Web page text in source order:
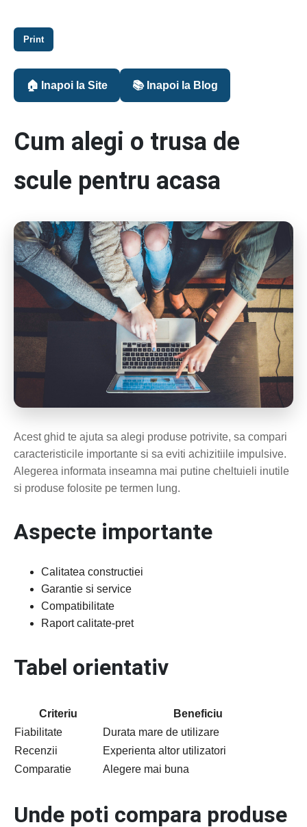
Print
🏠 Inapoi la Site 📚 Inapoi la Blog
Cum alegi o trusa de
scule pentru acasa
Acest ghid te ajuta sa alegi produse potrivite, sa compari
caracteristicile importante si sa eviti achizitiile impulsive.
Alegerea informata inseamna mai putine cheltuieli inutile
si produse folosite pe termen lung.
Aspecte importante
Calitatea constructiei
Garantie si service
Compatibilitate
Raport calitate-pret
Tabel orientativ
Criteriu
Beneficiu
Fiabilitate
Durata mare de utilizare
Recenzii
Experienta altor utilizatori
Comparatie
Alegere mai buna
Unde poti compara produse